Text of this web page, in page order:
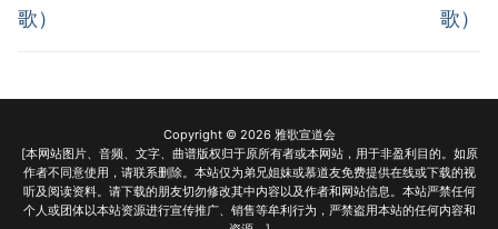
歌）
歌）
Copyright © 2026 雅歌宣道会
[本网站图片、音频、文字、曲谱版权归于原所有者或本网站，用于非盈利目的。如原
作者不同意使用，请联系删除。本站仅为弟兄姐妹或慕道友免费提供在线或下载的视
听及阅读资料。请下载的朋友切勿修改其中内容以及作者和网站信息。本站严禁任何
个人或团体以本站资源进行宣传推广、销售等牟利行为，严禁盗用本站的任何内容和